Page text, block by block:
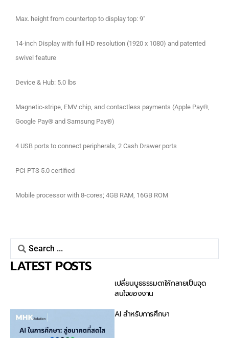
Max. height from countertop to display top: 9″
14-inch Display with full HD resolution (1920 x 1080) and patented
swivel feature
Device & Hub: 5.0 lbs
Magnetic-stripe, EMV chip, and contactless payments (Apple Pay®,
Google Pay® and Samsung Pay®)
4 USB ports to connect peripherals, 2 Cash Drawer ports
PCI PTS 5.0 certified
Mobile processor with 8-cores; 4GB RAM, 16GB ROM
LATEST POSTS
เปลี่ยนบูธธรรมดาให้กลายเป็นจุด
สนใจของงาน
AI สำหรับการศึกษา